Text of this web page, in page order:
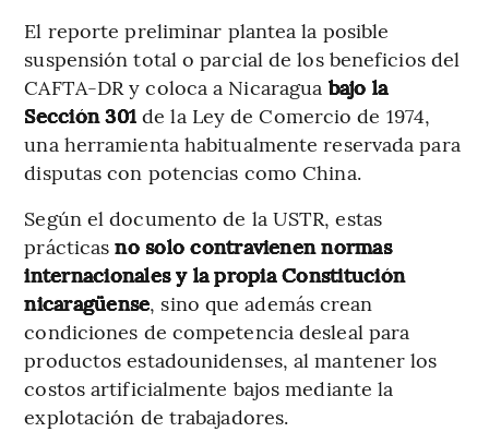
El reporte preliminar plantea la posible
suspensión total o parcial de los beneficios del
CAFTA-DR y coloca a Nicaragua bajo la
Sección 301 de la Ley de Comercio de 1974,
una herramienta habitualmente reservada para
disputas con potencias como China.
Según el documento de la USTR, estas
prácticasno solo contravienen normas
internacionales y la propia Constitución
nicaragüense, sino que además crean
condiciones de competencia desleal para
productos estadounidenses, al mantener los
costos artificialmente bajos mediante la
explotación de trabajadores.